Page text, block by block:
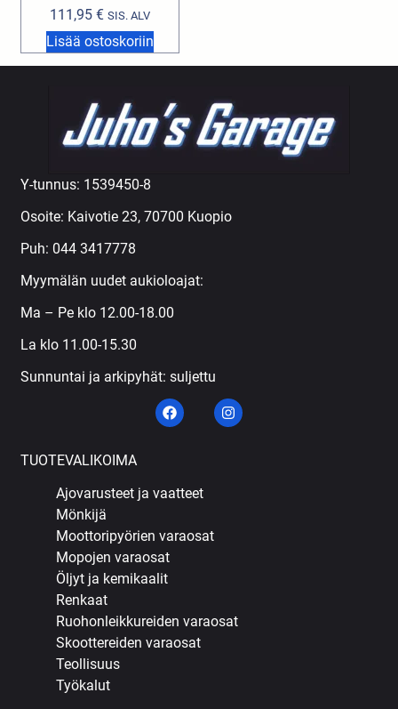
111,95 € SIS. ALV
Lisää ostoskoriin
Y-tunnus: 1539450-8
Osoite: Kaivotie 23, 70700 Kuopio
Puh: 044 3417778
Myymälän uudet aukioloajat:
Ma – Pe klo 12.00-18.00
La klo 11.00-15.30
Sunnuntai ja arkipyhät: suljettu
TUOTEVALIKOIMA
Ajovarusteet ja vaatteet
Mönkijä
Moottoripyörien varaosat
Mopojen varaosat
Öljyt ja kemikaalit
Renkaat
Ruohonleikkureiden varaosat
Skoottereiden varaosat
Teollisuus
Työkalut